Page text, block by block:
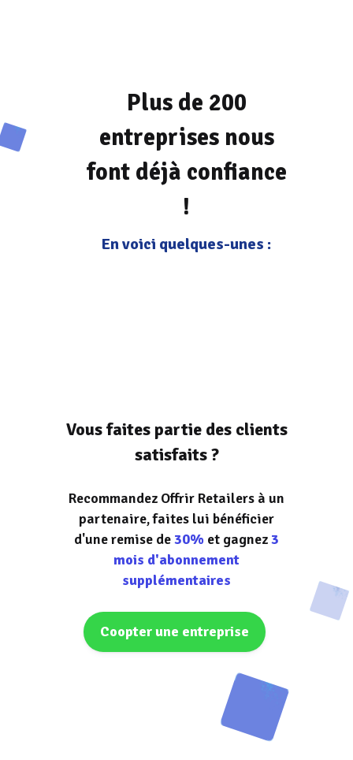
Plus de 200
entreprises nous
font déjà confiance
!
En voici quelques-unes :
Vous faites partie des clients
satisfaits ?
Recommandez Offrir Retailers à un
partenaire, faites lui bénéficier
d'une remise de30% et gagnez3
mois d'abonnement
supplémentaires
Coopter une entreprise